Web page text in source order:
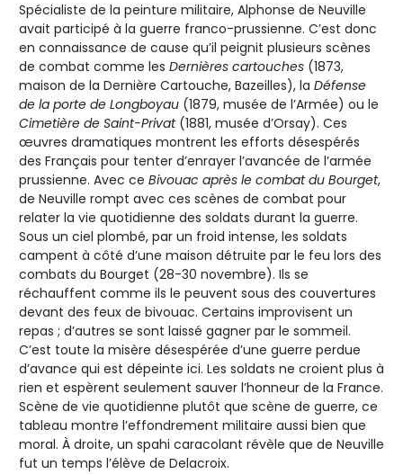
Spécialiste de la peinture militaire, Alphonse de Neuville
avait participé à la guerre franco-prussienne. C’est donc
en connaissance de cause qu’il peignit plusieurs scènes
de combat comme les Dernières cartouches (1873,
maison de la Dernière Cartouche, Bazeilles), la Défense
de la porte de Longboyau (1879, musée de l’Armée) ou le
Cimetière de Saint-Privat(1881, musée d’Orsay). Ces
œuvres dramatiques montrent les efforts désespérés
des Français pour tenter d’enrayer l’avancée de l’armée
prussienne. Avec ce Bivouac après le combat du Bourget,
de Neuville rompt avec ces scènes de combat pour
relater la vie quotidienne des soldats durant la guerre.
Sous un ciel plombé, par un froid intense, les soldats
campent à côté d’une maison détruite par le feu lors des
combats du Bourget (28-30 novembre). Ils se
réchauffent comme ils le peuvent sous des couvertures
devant des feux de bivouac. Certains improvisent un
repas ; d’autres se sont laissé gagner par le sommeil.
C’est toute la misère désespérée d’une guerre perdue
d’avance qui est dépeinte ici. Les soldats ne croient plus à
rien et espèrent seulement sauver l’honneur de la France.
Scène de vie quotidienne plutôt que scène de guerre, ce
tableau montre l’effondrement militaire aussi bien que
moral. À droite, un spahi caracolant révèle que de Neuville
fut un temps l’élève de Delacroix.